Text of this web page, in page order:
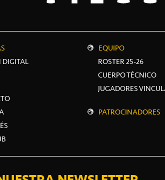
DIGITAL
EQUIPO
ROSTER 25-26
CUERPO TÉCNICO
JUGADORES
PATROCINADORES